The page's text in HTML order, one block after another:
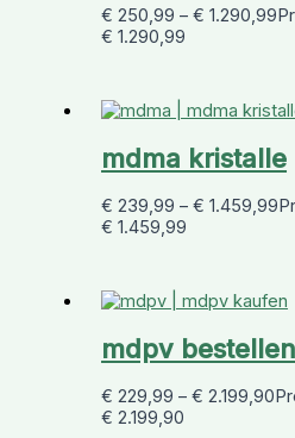
€ 250,99 –€ 1.290,99
€ 1.290,99
mdma kristalle
€ 239,99 –€ 1.459,99
€ 1.459,99
mdpv bestellen
€ 229,99 –€ 2.199,90
€ 2.199,90